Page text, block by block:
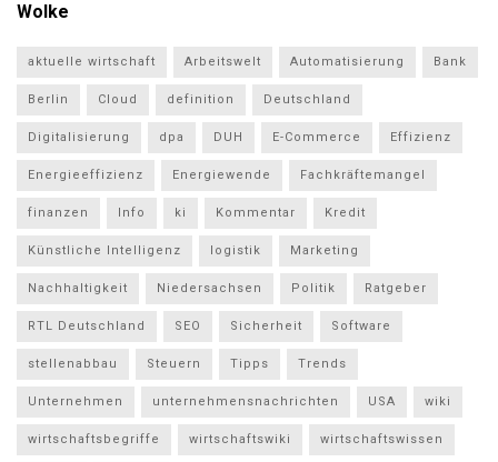
Wolke
aktuelle wirtschaft Arbeitswelt Automatisierung Bank
Berlin Cloud definition Deutschland
Digitalisierung dpa DUH E-Commerce Effizienz
Energieeffizienz Energiewende Fachkräftemangel
finanzen Info ki Kommentar Kredit
Künstliche Intelligenz logistik Marketing
Nachhaltigkeit Niedersachsen Politik Ratgeber
RTL Deutschland SEO Sicherheit Software
stellenabbau Steuern Tipps Trends
Unternehmen unternehmensnachrichten USA wiki
wirtschaftsbegriffe wirtschaftswiki wirtschaftswissen